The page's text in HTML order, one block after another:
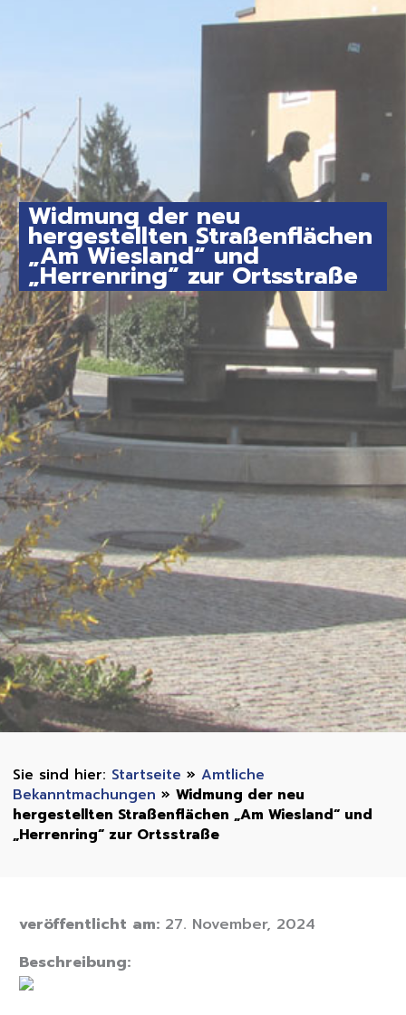
Widmung der neu
hergestellten Straßenflächen
„Am Wiesland“ und
„Herrenring“ zur Ortsstraße
Startseite » Amtliche
Bekanntmachungen » Widmung der neu
hergestellten Straßenflächen „Am Wiesland“ und
„Herrenring“ zur Ortsstraße
veröffentlicht am:27. November, 2024
Beschreibung: